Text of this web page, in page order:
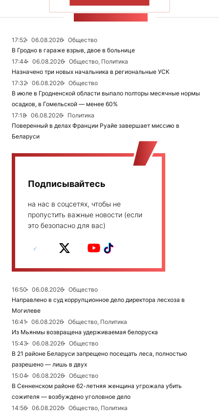
17:52 06.08.2026
Общество
В Гродно в гараже взрыв, двое в больнице
17:44
06.08.2026
Общество, Политика
Назначено три новых начальника в региональные УСК
17:32
06.08.2026
Общество
В июле в Гродненской области выпало полторы месячные нормы
осадков, в Гомельской — менее 60%
17:18
06.08.2026
Политика
Поверенный в делах Франции Руайе завершает миссию в
Беларуси
Подписывайтесь
на нас в соцсетях, чтобы не
пропустить важные новости (если
это безопасно для вас)
16:50 06.08.2026
Общество
Направлено в суд коррупционное дело директора лесхоза в
Могилеве
16:41
06.08.2026
Общество, Политика
Из Мьянмы возвращена удерживаемая белоруска
15:43
06.08.2026
Общество
В 21 районе Беларуси запрещено посещать леса, полностью
разрешено — лишь в двух
15:04
06.08.2026
Общество
В Сенненском районе 62-летняя женщина угрожала убить
сожителя — возбуждено уголовное дело
14:56
06.08.2026
Общество, Политика